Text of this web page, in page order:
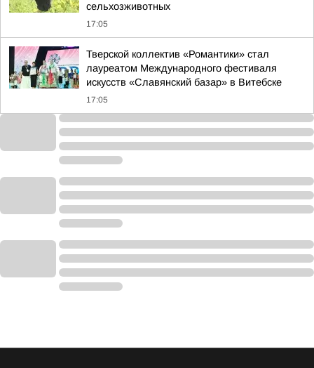
сельхозживотных
17:05
Тверской коллектив «Романтики» стал
лауреатом Международного фестиваля
искусств «Славянский базар» в Витебске
17:05